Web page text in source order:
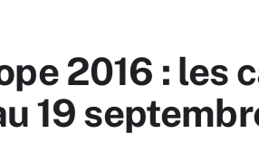
2016 : les
19